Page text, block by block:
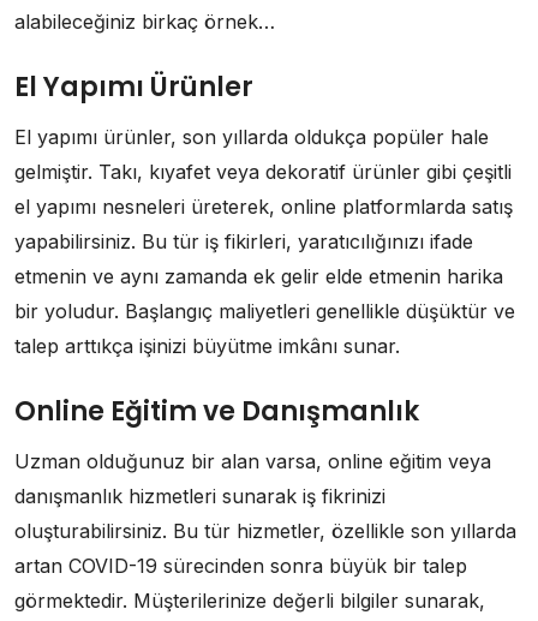
alabileceğiniz birkaç örnek…
El Yapımı Ürünler
El yapımı ürünler, son yıllarda oldukça popüler hale
gelmiştir. Takı, kıyafet veya dekoratif ürünler gibi çeşitli
el yapımı nesneleri üreterek, online platformlarda satış
yapabilirsiniz. Bu tür iş fikirleri, yaratıcılığınızı ifade
etmenin ve aynı zamanda ek gelir elde etmenin harika
bir yoludur. Başlangıç maliyetleri genellikle düşüktür ve
talep arttıkça işinizi büyütme imkânı sunar.
Online Eğitim ve Danışmanlık
Uzman olduğunuz bir alan varsa, online eğitim veya
danışmanlık hizmetleri sunarak iş fikrinizi
oluşturabilirsiniz. Bu tür hizmetler, özellikle son yıllarda
artan COVID-19 sürecinden sonra büyük bir talep
görmektedir. Müşterilerinize değerli bilgiler sunarak,